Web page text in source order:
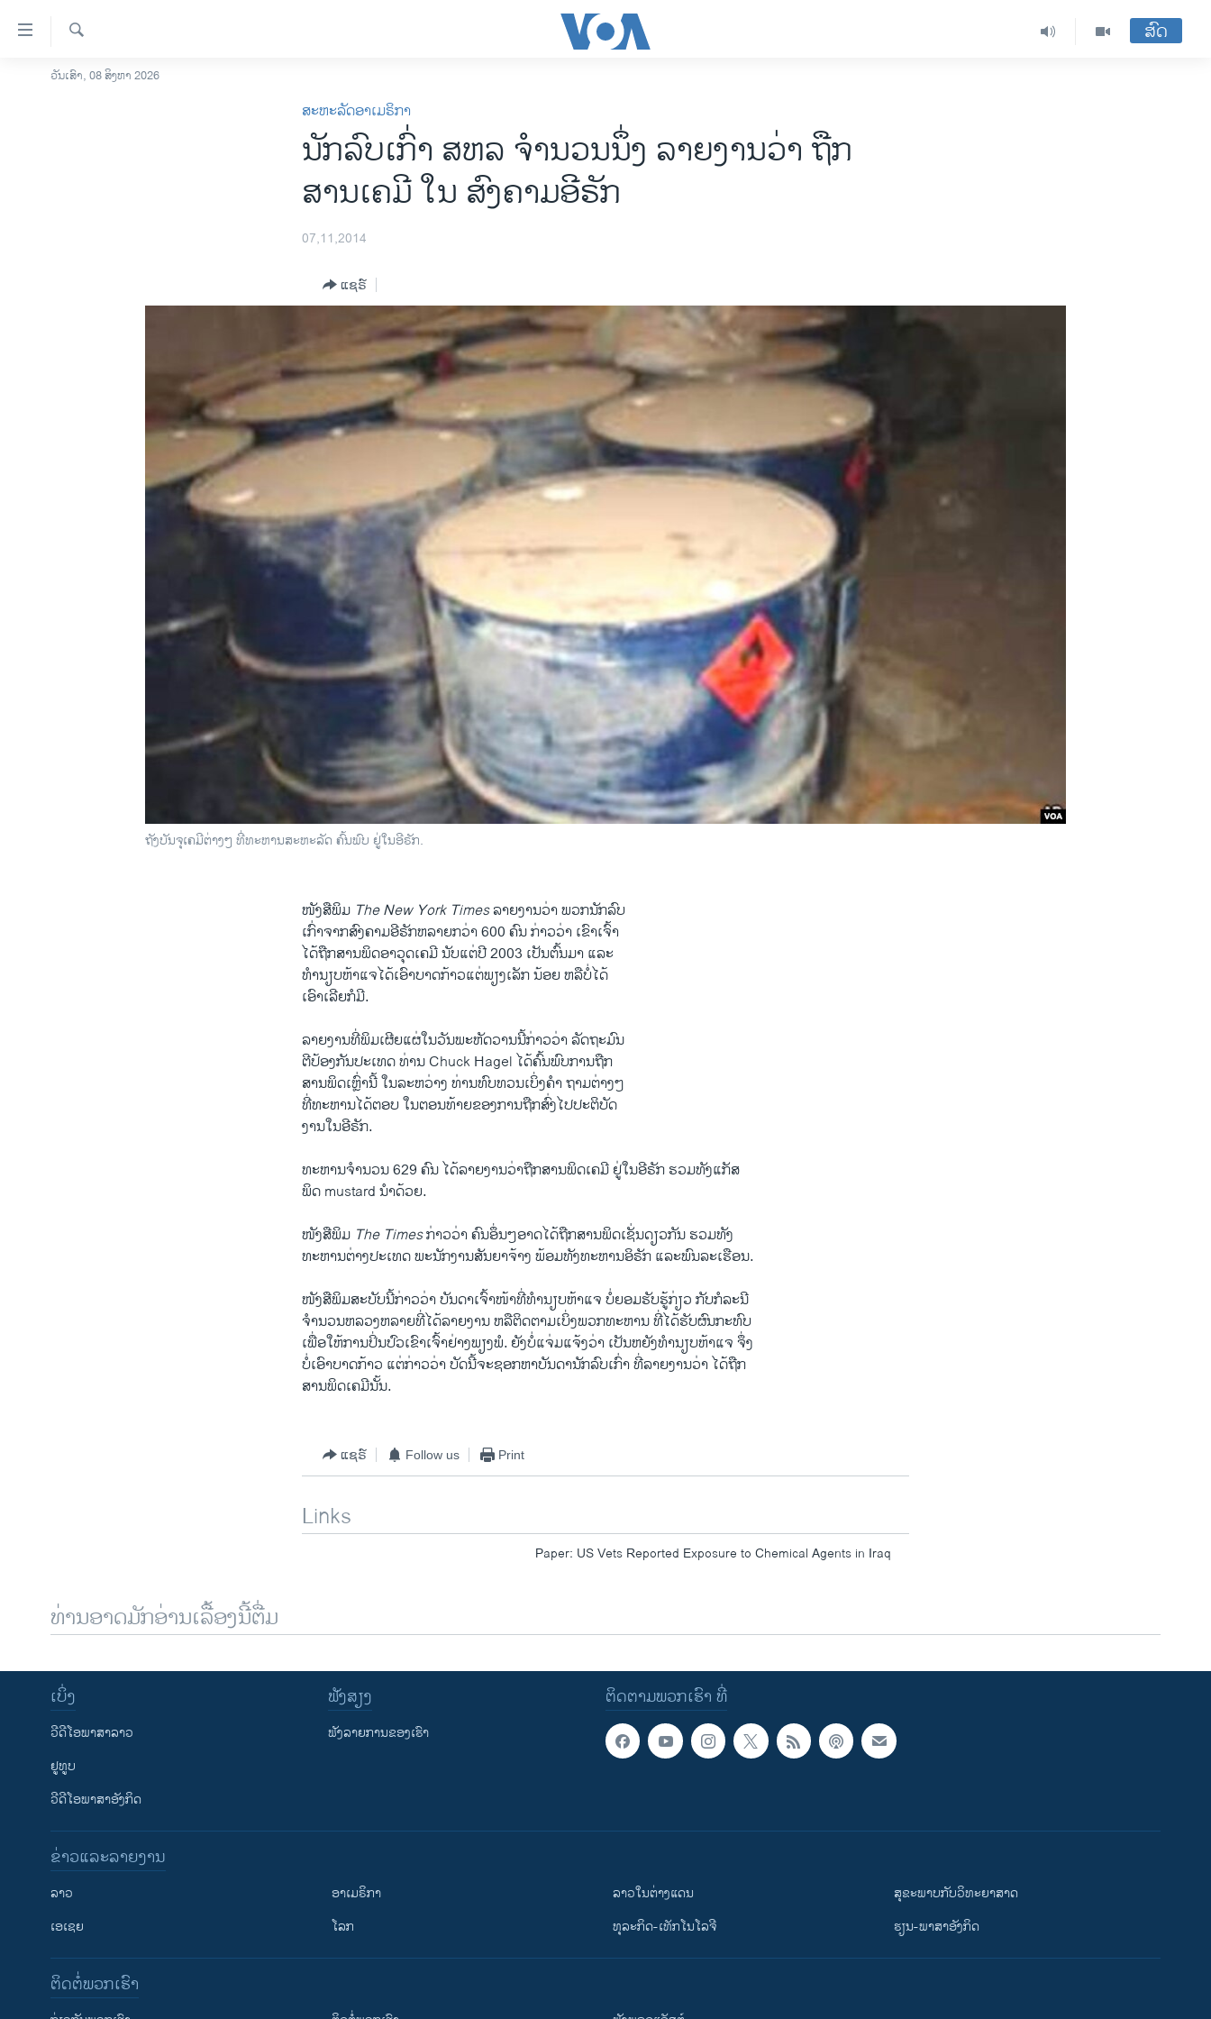
ລິ້ງ
ສຳຫລັບ
ໂຮມເພຈ
ວິທະຍາສາດ-ເທັກໂນໂລຈີ
ຄົ້ນຫາ
ສົດ
ວັນເສົາ, 08 ສິງຫາ 2026
ສະຫະລັດອາເມຣິກາ
ນັກລົບເກົ່າ ສຫລ ຈຳນວນນຶ່ງ ລາຍງານວ່າ ຖືກ
ສານເຄມີ ໃນ ສົງຄາມອີຣັກ
07,11,2014
ແຊຣ໌
ຖັງບັນຈຸເຄມີຕ່າງໆ ທີ່ທະຫານສະຫະລັດ ຄົ້ນພົບ ຢູ່ໃນອີຣັກ.
ໜັງສື​ພິມ The New York Timesລາຍ​ງານ​ວ່າ ພວກນັກລົບ
ເກົ່າຈາກສົງຄາມອີຣັກ​ຫລາຍ​ກວ່າ 600 ຄົນ ກ່າວ​ວ່າ ​ເຂົາ​ເຈົ້າ
ໄດ້​ຖືກ​ສານພິດອາວຸດ​ເຄມີ ນັບແຕ່​ປີ 2003 ເປັນຕົ້ນມາ ​ແລະ
ທຳນຽບຫ້າ​ແຈໄດ້ເອົາ​ບາດກ້າວແຕ່ພຽງເລັກ ​ນ້ອຍ​ ຫລື​ບໍ່ໄດ້
ເອົາເລີຍກໍມີ​.
ລາຍ​ງານທີ່ພິມເຜີຍແຜ່​ໃນ​ວັນ​ພະຫັດ​ວານ​ນີ້ກ່າວ​ວ່າ ລັດຖະມົນ
ຕີປ້ອງ​ກັນ​ປະ​ເທດ ທ່ານ Chuck Hagel ​ໄດ້​ຄົ້ນພົບການ​ຖືກ​
ສານພິດເຫຼົ່ານີ້ ​ໃນ​ລະຫວ່າງ ທ່ານ​ທົບ​ທວນ​ເບິ່ງຄໍາ ​ຖາມຕ່າງໆ
ທີ່​ທະຫານ​ໄດ້​ຕອບ ໃນຕອນ​ທ້າຍຂອງການ​ຖືກສົ່ງໄປປະຕິບັດ
​ງານ​ໃນອີຣັກ.
ທະ​ຫານຈຳນວນ 629 ຄົນ ​ໄດ້​ລາຍ​ງານ​ວ່າ​ຖືກ​ສານພິດເຄມີ ຢູ່​ໃນອີຣັກ ຮວມທັງແກັສ
ພິດ mustard ນຳດ້ວຍ.
ໜັງສື​ພິມ The Timesກ່າວ​ວ່າ ຄົນ​ອຶ່ນໆ​ອາດໄດ້​ຖືກສານພິດ​ເຊັ່ນ​ດຽວກັນ ຮວມທັງ
ທະຫານ​ຕ່າງປະເທດ ພະນັກງານສັນຍາ​ຈ້າງ ​ພ້ອມທັງ​ທະຫານ​ອິຣັກ ​ແລະ​ພົນລະ​ເຮືອນ.
ໜັງສື​ພິມສະບັບນີ້​ກ່າວ​ວ່າ ບັນດາ​ເຈົ້າ​ໜ້າ​ທີ່ທໍານຽບຫ້າ​ແຈ ບໍ່ຍອມ​ຮັບຮູ້ກ່ຽວ ກັບກໍລະນີ​
ຈຳນວນ​ຫລວງຫລາຍທີ່ໄດ້ລາຍງານ ຫລື​ຕິດ​ຕາມເບິ່ງພວກ​ທະຫານ ທີ່​ໄດ້​ຮັບ​ຜົນ​ກະທົບ
​ເພື່ອ​ໃຫ້​ການ​ປິ່ນປົວ​ເຂົາ​ເຈົ້າ​ຢ່າງ​ພຽງພໍ. ຍັງ​ບໍ່​ແຈ່ມ​ແຈ້ງວ່າ ​ເປັນ​ຫຍັງທຳ​ນຽບຫ້າ​ແຈ ຈຶ່ງ
ບໍ່​ເອົາ​ບາດກ້າວ ​ແຕ່​ກ່າວ​ວ່າ ບັດ​ນີ້​ຈະ​ຊອກ​ຫາ​ບັນ​ດາ​ນັກລົບເກົ່າ ​ທີ່​ລາຍ​ງານ​ວ່າ ​ໄດ້ຖືກ
ສານພິດເຄມີນັ້ນ.
ແຊຣ໌ Follow us Print
Links
Paper: US Vets Reported Exposure to Chemical Agents in Iraq
ທ່ານອາດມັກອ່ານເລື້ອງນີ້ຕື່ມ
ຕິດຕາມພວກເຮົາ ທີ່
ເບິ່ງ
ວີດີໂອພາສາລາວ
ຢູທູບ
ວີດີໂອພາສາອັງກິດ
ຟັງສຽງ
ຟັງລາຍການຂອງເຮົາ
ຂ່າວແລະລາຍງານ
ລາວ
ເອເຊຍ
ອາເມຣິກາ
ໂລກ
ລາວໃນຕ່າງແດນ
ທຸລະກິດ-ເທັກໂນໂລຈີ
ສຸຂະພາບກັບວິທະຍາສາດ
ຮຽນ-ພາສາອັງກິດ
ຕິດຕໍ່ພວກເຮົາ